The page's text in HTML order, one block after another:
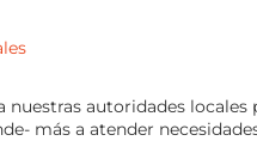
autoridades locales
más a atender